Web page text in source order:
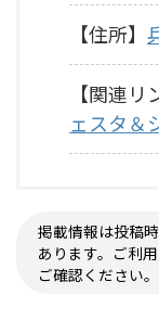
【住所】
【関連リ
ェスタ＆
掲載情報は投稿
あります。ご利
ご確認ください。